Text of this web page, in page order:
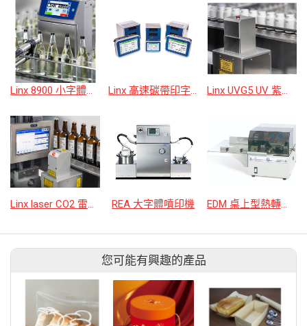
Linx 8900 小字體噴印機 Linx 高速碳帶印字系統 Linx UVG5 UV 紫外線雷射打碼機
Linx laser CO2 雷射系列 REA 大字體噴印機 EDM 桌上型熱轉印字系統
您可能有興趣的產品